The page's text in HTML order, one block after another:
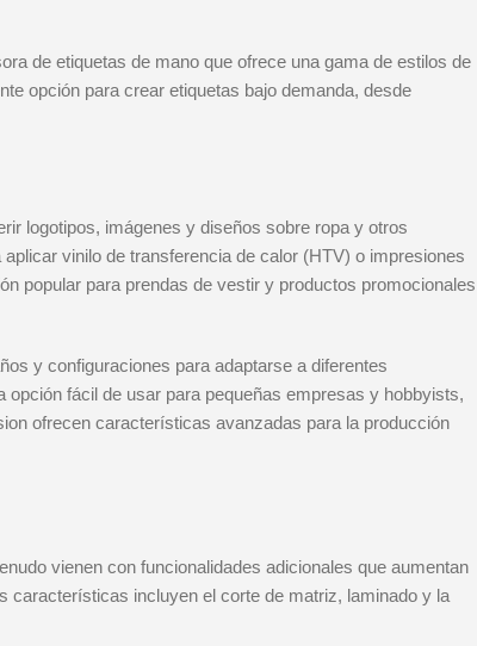
de etiquetas de mano que ofrece una gama de estilos de
opción para crear etiquetas bajo demanda, desde
logotipos, imágenes y diseños sobre ropa y otros
vinilo de transferencia de calor (HTV) o impresiones
popular para prendas de vestir y productos promocionales
y configuraciones para adaptarse a diferentes
fácil de usar para pequeñas empresas y hobbyists,
ofrecen características avanzadas para la producción
vienen con funcionalidades adicionales que aumentan
características incluyen el corte de matriz, laminado y la